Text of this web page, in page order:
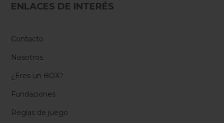
ENLACES DE INTERÉS
Contacto
Nosotros
¿Eres un BOX?
Fundaciones
Reglas de juego